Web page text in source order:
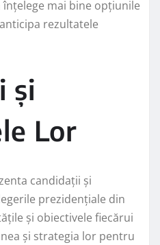
mai bine opțiunile
rezultatele
și
Lor
candidații și
prezidențiale din
și obiectivele fiecărui
și strategia lor pentru